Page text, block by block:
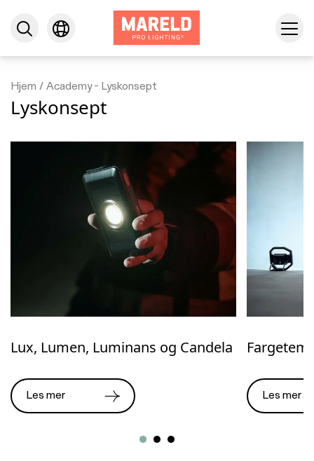
Hjem / Academy - Lyskonsept
Lyskonsept
Lux, Lumen, Luminans og Candela
Les mer Les mer